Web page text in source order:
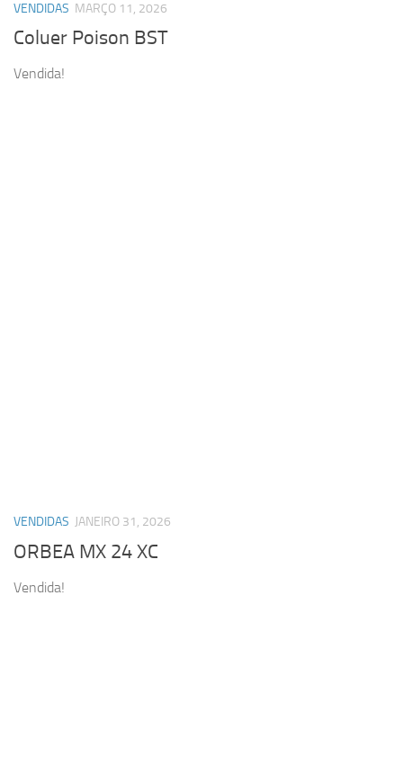
VENDIDAS MARÇO 11, 2026
Coluer Poison BST
Vendida!
VENDIDAS JANEIRO 31, 2026
ORBEA MX 24 XC
Vendida!